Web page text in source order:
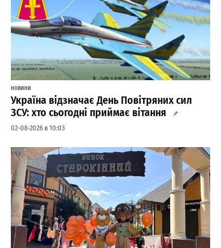
НОВИНИ
Україна відзначає День Повітряних сил
ЗСУ: хто сьогодні приймає вітання
02-08-2026 в 10:03